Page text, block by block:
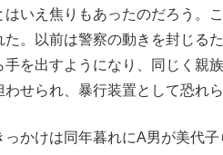
いえ焦りもあったのだろう。
た。以前は警察の動きを封じる
手を出すようになり、同じく親
わせられ、暴行装置として恐れ
かけは同年暮れにA男が美代子